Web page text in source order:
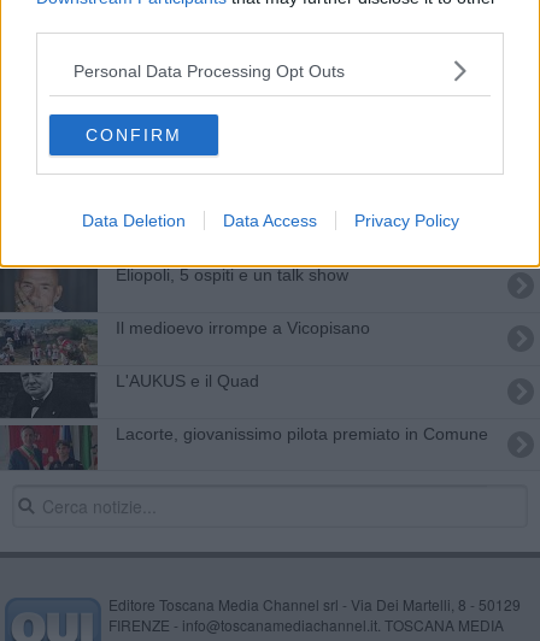
Personal Data Processing Opt Outs
CONFIRM
Data Deletion Data Access Privacy Policy
Qualità della vita, l'Italia è indietro
La Torre di Pisa nel blu dipinto di blu
Spiegato il perché di tanti fossili tutti assieme
I cervelloni dell'informatica sono pisani
Eliopoli, 5 ospiti e un talk show
Il medioevo irrompe a Vicopisano
L'AUKUS e il Quad
Lacorte, giovanissimo pilota premiato in Comune
Editore Toscana Media Channel srl - Via Dei Martelli, 8 - 50129
FIRENZE - info@toscanamediachannel.it. TOSCANA MEDIA